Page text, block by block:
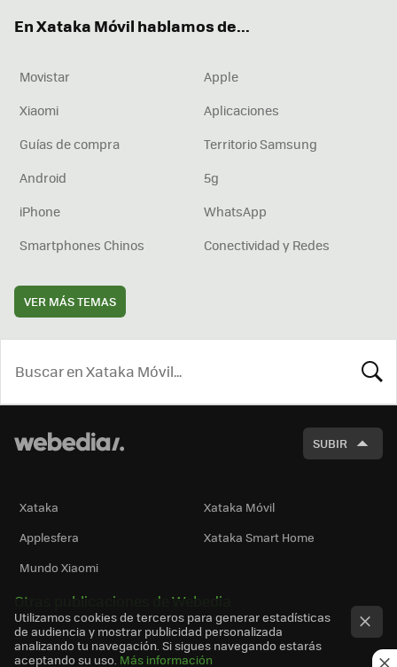
En Xataka Móvil hablamos de...
Movistar
Apple
Xiaomi
Aplicaciones
Guías de compra
Territorio Samsung
Android
5g
iPhone
WhatsApp
Smartphones Chinos
Conectividad y Redes
VER MÁS TEMAS
SUBIR
Xataka
Xataka Móvil
Applesfera
Xataka Smart Home
Mundo Xiaomi
Otras publicaciones de Webedia
Utilizamos cookies de terceros para generar estadísticas
de audiencia y mostrar publicidad personalizada
analizando tu navegación. Si sigues navegando estarás
aceptando su uso. Más información